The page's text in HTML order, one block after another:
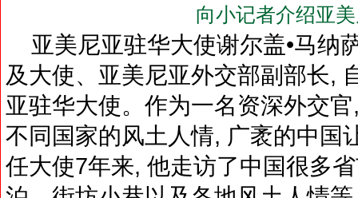
向小记者介绍亚
亚美尼亚驻华大使谢尔盖•马纳
及大使、亚美尼亚外交部副部长,
亚驻华大使。作为一名资深外交
不同国家的风土人情, 广袤的中国
任大使7年来, 他走访了中国很多